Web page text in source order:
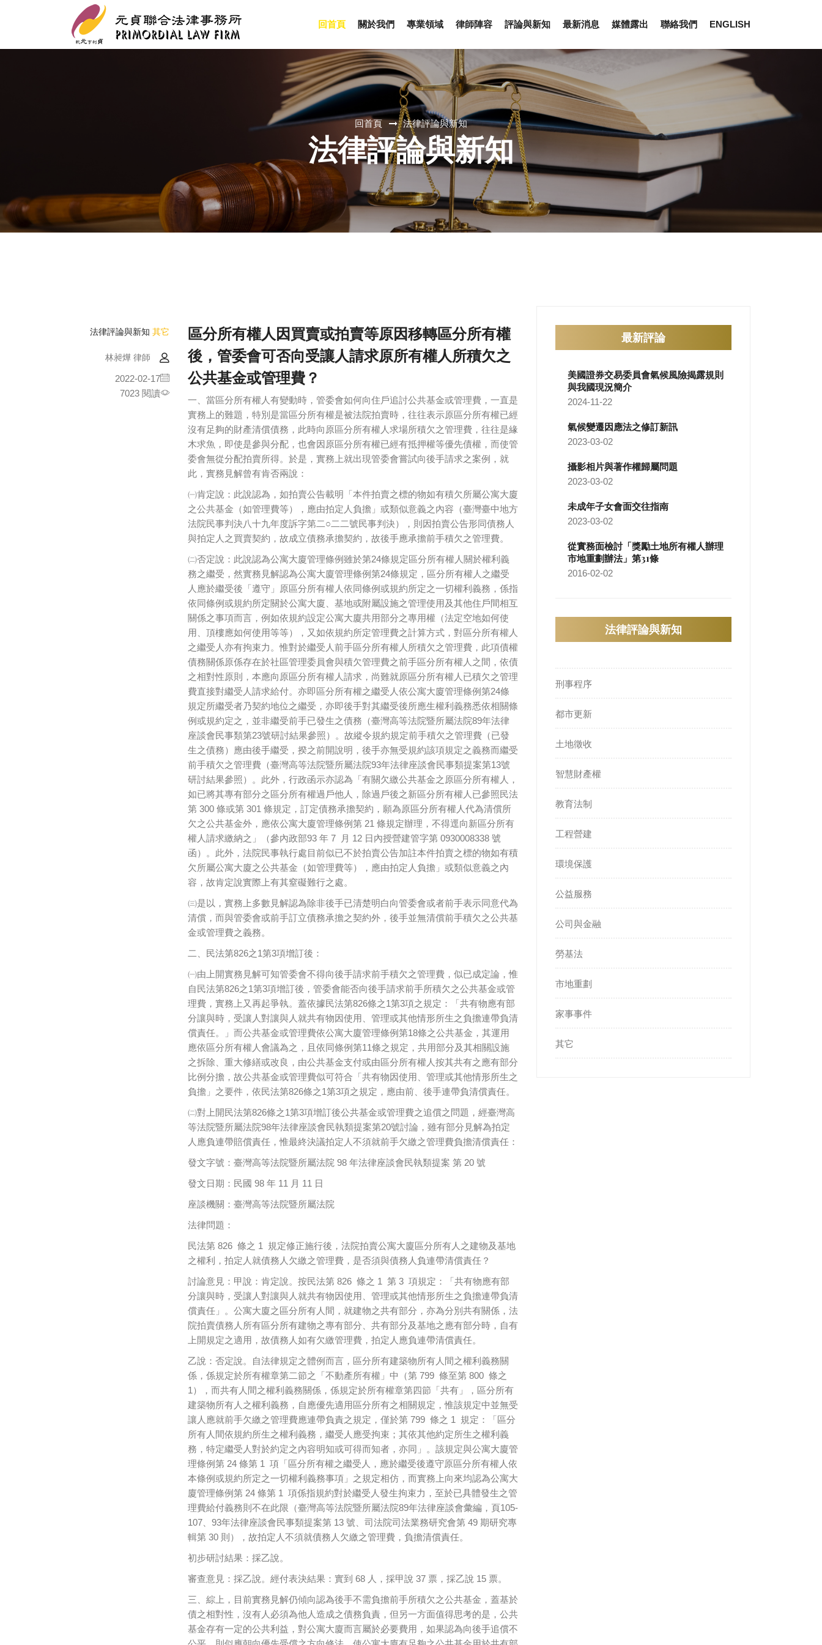
回首頁 關於我們 專業領域 律師陣容 評論與新知 最新消息 媒體露出 聯絡我們 ENGLISH
回首頁 法律評論與新知
法律評論與新知
法律評論與新知 其它
林昶燁 律師
2022-02-17
7023 閱讀
區分所有權人因買賣或拍賣等原因移轉區分所有權
後，管委會可否向受讓人請求原所有權人所積欠之
公共基金或管理費？
一、當區分所有權人有變動時，管委會如何向住戶追討公共基金或管理費，一直是
實務上的難題，特別是當區分所有權是被法院拍賣時，往往表示原區分所有權已經
沒有足夠的財產清償債務，此時向原區分所有權人求場所積欠之管理費，往往是緣
木求魚，即使是參與分配，也會因原區分所有權已經有抵押權等優先債權，而使管
委會無從分配拍賣所得。於是，實務上就出現管委會嘗試向後手請求之案例，就
此，實務見解曾有肯否兩說：
㈠肯定說：此說認為，如拍賣公告載明「本件拍賣之標的物如有積欠所屬公寓大廈
之公共基金（如管理費等），應由拍定人負擔」或類似意義之內容（臺灣臺中地方
法院民事判決八十九年度訴字第二○二二號民事判決），則因拍賣公告形同債務人
與拍定人之買賣契約，故成立債務承擔契約，故後手應承擔前手積欠之管理費。
㈡否定說：此說認為公寓大廈管理條例雖於第24條規定區分所有權人關於權利義
務之繼受，然實務見解認為公寓大廈管理條例第24條規定，區分所有權人之繼受
人應於繼受後「遵守」原區分所有權人依同條例或規約所定之一切權利義務，係指
依同條例或規約所定關於公寓大廈、基地或附屬設施之管理使用及其他住戶間相互
關係之事項而言，例如依規約設定公寓大廈共用部分之專用權（法定空地如何使
用、頂樓應如何使用等等），又如依規約所定管理費之計算方式，對區分所有權人
之繼受人亦有拘束力。惟對於繼受人前手區分所有權人所積欠之管理費，此項債權
債務關係原係存在於社區管理委員會與積欠管理費之前手區分所有權人之間，依債
之相對性原則，本應向原區分所有權人請求，尚難就原區分所有權人已積欠之管理
費直接對繼受人請求給付。亦即區分所有權之繼受人依公寓大廈管理條例第24條
規定所繼受者乃契約地位之繼受，亦即後手對其繼受後所應生權利義務悉依相關條
例或規約定之，並非繼受前手已發生之債務（臺灣高等法院暨所屬法院89年法律
座談會民事類第23號研討結果參照）。故縱令規約規定前手積欠之管理費（已發
生之債務）應由後手繼受，揆之前開說明，後手亦無受規約該項規定之義務而繼受
前手積欠之管理費（臺灣高等法院暨所屬法院93年法律座談會民事類提案第13號
研討結果參照）。此外，行政函示亦認為「有關欠繳公共基金之原區分所有權人，
如已將其專有部分之區分所有權過戶他人，除過戶後之新區分所有權人已參照民法
第 300 條或第 301 條規定，訂定債務承擔契約，願為原區分所有權人代為清償所
欠之公共基金外，應依公寓大廈管理條例第 21 條規定辦理，不得逕向新區分所有
權人請求繳納之」（參內政部93 年 7 月 12 日內授營建管字第 0930008338 號
函）。此外，法院民事執行處目前似已不於拍賣公告加註本件拍賣之標的物如有積
欠所屬公寓大廈之公共基金（如管理費等），應由拍定人負擔」或類似意義之內
容，故肯定說實際上有其窒礙難行之處。
㈢是以，實務上多數見解認為除非後手已清楚明白向管委會或者前手表示同意代為
清償，而與管委會或前手訂立債務承擔之契約外，後手並無清償前手積欠之公共基
金或管理費之義務。
二、民法第826之1第3項增訂後：
㈠由上開實務見解可知管委會不得向後手請求前手積欠之管理費，似已成定論，惟
自民法第826之1第3項增訂後，管委會能否向後手請求前手所積欠之公共基金或管
理費，實務上又再起爭執。蓋依據民法第826條之1第3項之規定：「共有物應有部
分讓與時，受讓人對讓與人就共有物因使用、管理或其他情形所生之負擔連帶負清
償責任。」而公共基金或管理費依公寓大廈管理條例第18條之公共基金，其運用
應依區分所有權人會議為之，且依同條例第11條之規定，共用部分及其相關設施
之拆除、重大修繕或改良，由公共基金支付或由區分所有權人按其共有之應有部分
比例分擔，故公共基金或管理費似可符合「共有物因使用、管理或其他情形所生之
負擔」之要件，依民法第826條之1第3項之規定，應由前、後手連帶負清償責任。
㈡對上開民法第826條之1第3項增訂後公共基金或管理費之追償之問題，經臺灣高
等法院暨所屬法院98年法律座談會民執類提案第20號討論，雖有部分見解為拍定
人應負連帶賠償責任，惟最終決議拍定人不須就前手欠繳之管理費負擔清償責任：
發文字號：臺灣高等法院暨所屬法院 98 年法律座談會民執類提案 第 20 號
發文日期：民國 98 年 11 月 11 日
座談機關：臺灣高等法院暨所屬法院
法律問題：
民法第 826 條之 1 規定修正施行後，法院拍賣公寓大廈區分所有人之建物及基地
之權利，拍定人就債務人欠繳之管理費，是否須與債務人負連帶清償責任？
討論意見：甲說：肯定說。按民法第 826 條之 1 第 3 項規定：「共有物應有部
分讓與時，受讓人對讓與人就共有物因使用、管理或其他情形所生之負擔連帶負清
償責任」。公寓大廈之區分所有人間，就建物之共有部分，亦為分別共有關係，法
院拍賣債務人所有區分所有建物之專有部分、共有部分及基地之應有部分時，自有
上開規定之適用，故債務人如有欠繳管理費，拍定人應負連帶清償責任。
乙說：否定說。自法律規定之體例而言，區分所有建築物所有人間之權利義務關
係，係規定於所有權章第二節之「不動產所有權」中（第 799 條至第 800 條之
1），而共有人間之權利義務關係，係規定於所有權章第四節「共有」，區分所有
建築物所有人之權利義務，自應優先適用區分所有之相關規定，惟該規定中並無受
讓人應就前手欠繳之管理費應連帶負責之規定，僅於第 799 條之 1 規定：「區分
所有人間依規約所生之權利義務，繼受人應受拘束；其依其他約定所生之權利義
務，特定繼受人對於約定之內容明知或可得而知者，亦同」。該規定與公寓大廈管
理條例第 24 條第 1 項「區分所有權之繼受人，應於繼受後遵守原區分所有權人依
本條例或規約所定之一切權利義務事項」之規定相仿，而實務上向來均認為公寓大
廈管理條例第 24 條第 1 項係指規約對於繼受人發生拘束力，至於已具體發生之管
理費給付義務則不在此限（臺灣高等法院暨所屬法院89年法律座談會彙編，頁105-
107、93年法律座談會民事類提案第 13 號、司法院司法業務研究會第 49 期研究專
輯第 30 則），故拍定人不須就債務人欠繳之管理費，負擔清償責任。
初步研討結果：採乙說。
審查意見：採乙說。經付表決結果：實到 68 人，採甲說 37 票，採乙說 15 票。
三、綜上，目前實務見解仍傾向認為後手不需負擔前手所積欠之公共基金，蓋基於
債之相對性，沒有人必須為他人造成之債務負責，但另一方面值得思考的是，公共
基金存有一定的公共利益，對公寓大廈而言屬於必要費用，如果認為向後手追償不
最新評論
美國證券交易委員會氣候風險揭露規則
與我國現況簡介
2024-11-22
氣候變遷因應法之修訂新訊
2023-03-02
攝影相片與著作權歸屬問題
2023-03-02
未成年子女會面交往指南
2023-03-02
從實務面檢討「獎勵土地所有權人辦理
市地重劃辦法」第31條
2016-02-02
法律評論與新知
刑事程序
都市更新
土地徵收
智慧財產權
教育法制
工程營建
環境保護
公益服務
公司與金融
勞基法
市地重劃
家事事件
其它